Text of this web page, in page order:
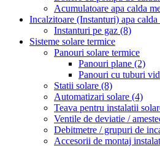
Acumulatoare apa calda
Incalzitoare (Instanturi) apa calda
Instanturi pe gaz (8)
Sisteme solare termice
Panouri solare termice
Panouri plane (2)
Panouri cu tuburi
Statii solare (8)
Automatizari solare (4)
Teava pentru instalatii
Ventile de deviatie /
Debitmetre / grupuri de
Accesorii de montaj